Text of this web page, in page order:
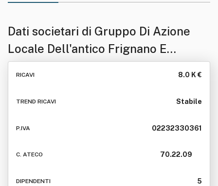
Dati societari di Gruppo Di Azione
Locale Dell'antico Frignano E
Dell'appennino Reggiano Società
Antico Frignano E Appennino
RICAVI 8.0 K €
TREND RICAVI Stabile
P.IVA 02232330361
C. ATECO 70.22.09
DIPENDENTI 5